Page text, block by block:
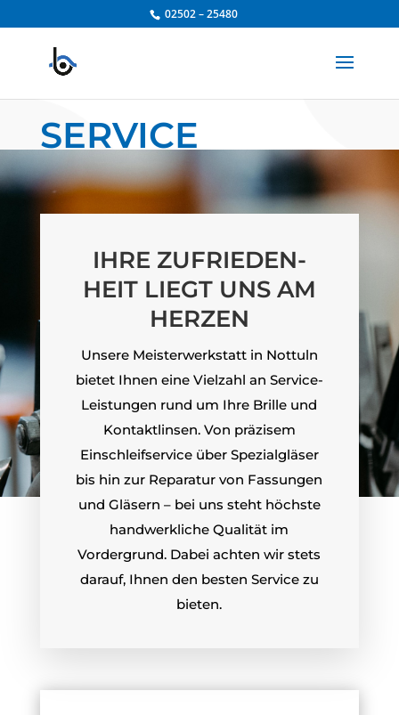
springen
02502 – 25480
SERVICE
IHRE ZUFRIEDEN-
HEIT LIEGT UNS AM
HERZEN
Unsere Meisterwerkstatt in Nottuln
bietet Ihnen eine Vielzahl an Service-
Leistungen rund um Ihre Brille und
Kontaktlinsen. Von präzisem
Einschleifservice über Spezialgläser
bis hin zur Reparatur von Fassungen
und Gläsern – bei uns steht höchste
handwerkliche Qualität im
Vordergrund. Dabei achten wir stets
darauf, Ihnen den besten Service zu
bieten.